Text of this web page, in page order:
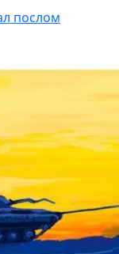
послом